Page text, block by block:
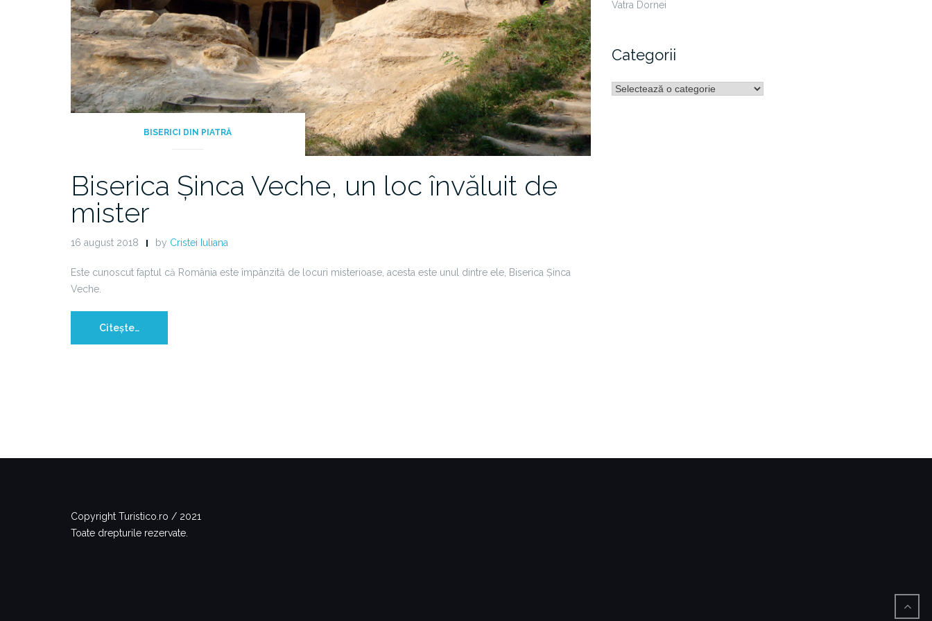
BISERICI DIN PIATRĂ
Biserica Șinca Veche, un loc învăluit de
mister
16 august 2018 by Cristei Iuliana
Este cunoscut faptul că România este împânzită de locuri misterioase, acesta este unul dintre ele, Biserica Șinca
Veche.
Citește…
Vatra Dornei
Categorii
Categorii
Copyright Turistico.ro / 2021
Toate drepturile rezervate.